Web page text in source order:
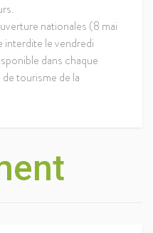
nationales (8 mai
le vendredi
dans chaque
tourisme de la